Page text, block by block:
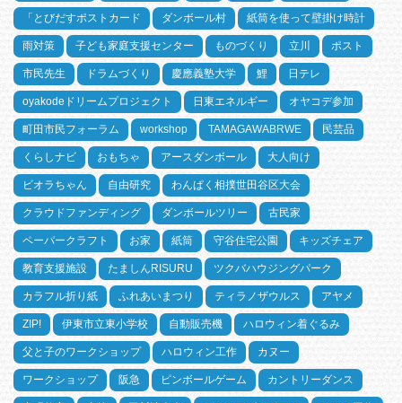
「とびだすポストカード ダンボール村 紙筒を使って壁掛け時計
雨対策 子ども家庭支援センター ものづくり 立川 ポスト
市民先生 ドラムづくり 慶應義塾大学 鯉 日テレ
oyakodeドリームプロジェクト 日東エネルギー オヤコデ参加
町田市民フォーラム workshop TAMAGAWABRWE 民芸品
くらしナビ おもちゃ アースダンボール 大人向け
ビオラちゃん 自由研究 わんぱく相撲世田谷区大会
クラウドファンディング ダンボールツリー 古民家
ペーパークラフト お家 紙筒 守谷住宅公園 キッズチェア
教育支援施設 たましんRISURU ツクバハウジングパーク
カラフル折り紙 ふれあいまつり ティラノザウルス アヤメ
ZIP! 伊東市立東小学校 自動販売機 ハロウィン着ぐるみ
父と子のワークショップ ハロウィン工作 カヌー
ワークショップ 阪急 ピンボールゲーム カントリーダンス